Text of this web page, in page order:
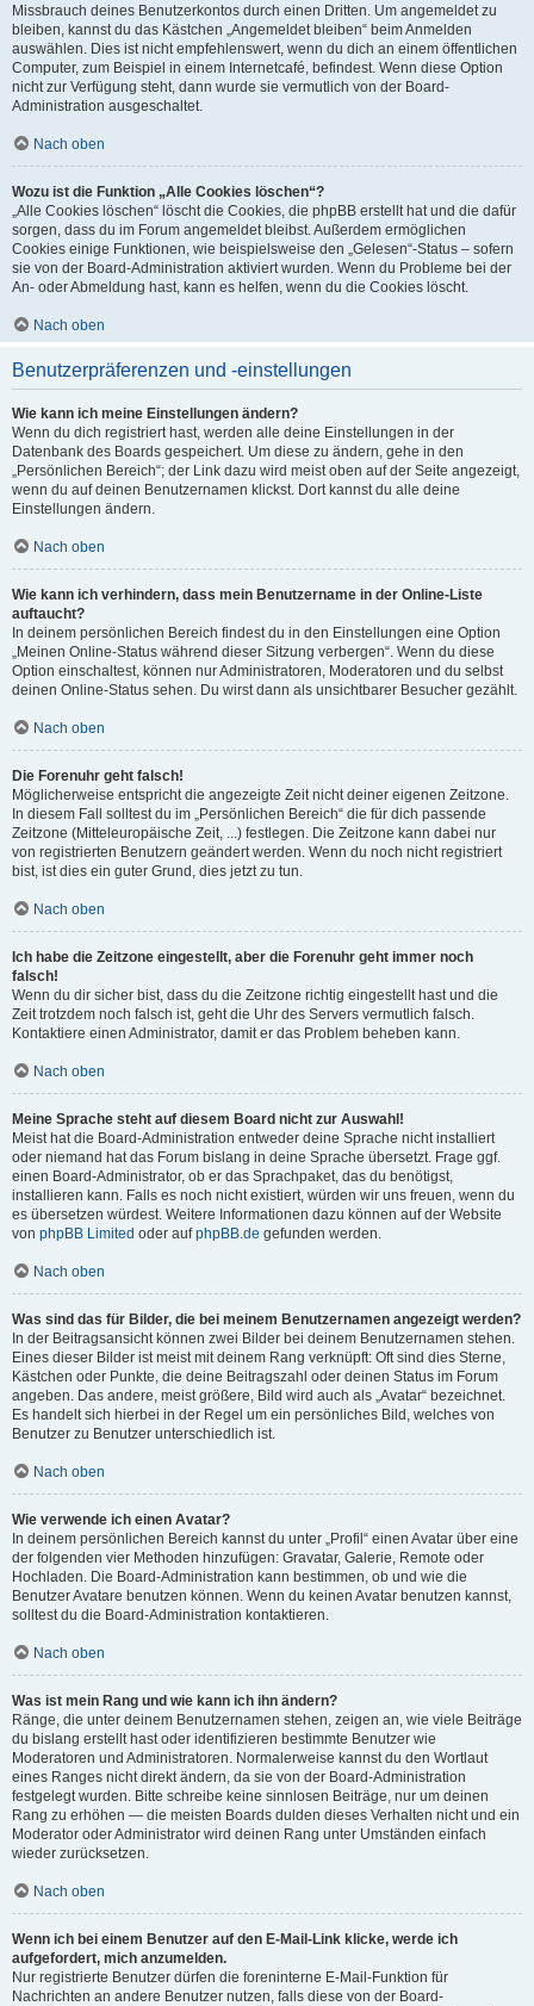
Missbrauch deines Benutzerkontos durch einen Dritten. Um angemeldet zu
bleiben, kannst du das Kästchen „Angemeldet bleiben“ beim Anmelden
auswählen. Dies ist nicht empfehlenswert, wenn du dich an einem öffentlichen
Computer, zum Beispiel in einem Internetcafé, befindest. Wenn diese Option
nicht zur Verfügung steht, dann wurde sie vermutlich von der Board-
Administration ausgeschaltet.
Nach oben
Wozu ist die Funktion „Alle Cookies löschen“?
„Alle Cookies löschen“ löscht die Cookies, die phpBB erstellt hat und die dafür
sorgen, dass du im Forum angemeldet bleibst. Außerdem ermöglichen
Cookies einige Funktionen, wie beispielsweise den „Gelesen“-Status – sofern
sie von der Board-Administration aktiviert wurden. Wenn du Probleme bei der
An- oder Abmeldung hast, kann es helfen, wenn du die Cookies löscht.
Nach oben
Benutzerpräferenzen und -einstellungen
Wie kann ich meine Einstellungen ändern?
Wenn du dich registriert hast, werden alle deine Einstellungen in der
Datenbank des Boards gespeichert. Um diese zu ändern, gehe in den
„Persönlichen Bereich“; der Link dazu wird meist oben auf der Seite angezeigt,
wenn du auf deinen Benutzernamen klickst. Dort kannst du alle deine
Einstellungen ändern.
Nach oben
Wie kann ich verhindern, dass mein Benutzername in der Online-Liste
auftaucht?
In deinem persönlichen Bereich findest du in den Einstellungen eine Option
„Meinen Online-Status während dieser Sitzung verbergen“. Wenn du diese
Option einschaltest, können nur Administratoren, Moderatoren und du selbst
deinen Online-Status sehen. Du wirst dann als unsichtbarer Besucher gezählt.
Nach oben
Die Forenuhr geht falsch!
Möglicherweise entspricht die angezeigte Zeit nicht deiner eigenen Zeitzone.
In diesem Fall solltest du im „Persönlichen Bereich“ die für dich passende
Zeitzone (Mitteleuropäische Zeit, ...) festlegen. Die Zeitzone kann dabei nur
von registrierten Benutzern geändert werden. Wenn du noch nicht registriert
bist, ist dies ein guter Grund, dies jetzt zu tun.
Nach oben
Ich habe die Zeitzone eingestellt, aber die Forenuhr geht immer noch
falsch!
Wenn du dir sicher bist, dass du die Zeitzone richtig eingestellt hast und die
Zeit trotzdem noch falsch ist, geht die Uhr des Servers vermutlich falsch.
Kontaktiere einen Administrator, damit er das Problem beheben kann.
Nach oben
Meine Sprache steht auf diesem Board nicht zur Auswahl!
Meist hat die Board-Administration entweder deine Sprache nicht installiert
oder niemand hat das Forum bislang in deine Sprache übersetzt. Frage ggf.
einen Board-Administrator, ob er das Sprachpaket, das du benötigst,
installieren kann. Falls es noch nicht existiert, würden wir uns freuen, wenn du
es übersetzen würdest. Weitere Informationen dazu können auf der Website
von phpBB Limited oder aufphpBB.de gefunden werden.
Nach oben
Was sind das für Bilder, die bei meinem Benutzernamen angezeigt werden?
In der Beitragsansicht können zwei Bilder bei deinem Benutzernamen stehen.
Eines dieser Bilder ist meist mit deinem Rang verknüpft: Oft sind dies Sterne,
Kästchen oder Punkte, die deine Beitragszahl oder deinen Status im Forum
angeben. Das andere, meist größere, Bild wird auch als „Avatar“ bezeichnet.
Es handelt sich hierbei in der Regel um ein persönliches Bild, welches von
Benutzer zu Benutzer unterschiedlich ist.
Nach oben
Wie verwende ich einen Avatar?
In deinem persönlichen Bereich kannst du unter „Profil“ einen Avatar über eine
der folgenden vier Methoden hinzufügen: Gravatar, Galerie, Remote oder
Hochladen. Die Board-Administration kann bestimmen, ob und wie die
Benutzer Avatare benutzen können. Wenn du keinen Avatar benutzen kannst,
solltest du die Board-Administration kontaktieren.
Nach oben
Was ist mein Rang und wie kann ich ihn ändern?
Ränge, die unter deinem Benutzernamen stehen, zeigen an, wie viele Beiträge
du bislang erstellt hast oder identifizieren bestimmte Benutzer wie
Moderatoren und Administratoren. Normalerweise kannst du den Wortlaut
eines Ranges nicht direkt ändern, da sie von der Board-Administration
festgelegt wurden. Bitte schreibe keine sinnlosen Beiträge, nur um deinen
Rang zu erhöhen — die meisten Boards dulden dieses Verhalten nicht und ein
Moderator oder Administrator wird deinen Rang unter Umständen einfach
wieder zurücksetzen.
Nach oben
Wenn ich bei einem Benutzer auf den E-Mail-Link klicke, werde ich
aufgefordert, mich anzumelden.
Nur registrierte Benutzer dürfen die foreninterne E-Mail-Funktion für
Nachrichten an andere Benutzer nutzen, falls diese von der Board-